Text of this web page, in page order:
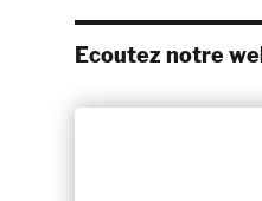
Ecoutez notre